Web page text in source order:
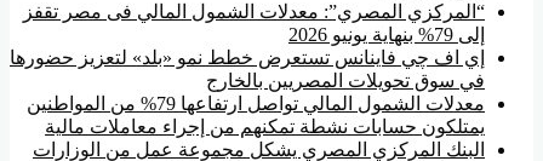
“المركزي المصري”: معدلات الشمول المالي فى مصر تقفز
إلى 79% بنهاية يونيو 2026
إي اف چي فاينانس تستعرض خطط نمو «بلد» لتعزيز حضورها
في سوق تحويلات المصريين بالخارج
معدلات الشمول المالي تواصل ارتفاعها 79% من المواطنين
يمتلكون حسابات نشطة تمكنهم من إجراء معاملات مالية
البنك المركزي المصري يشكل مجموعة عمل من الوزارات